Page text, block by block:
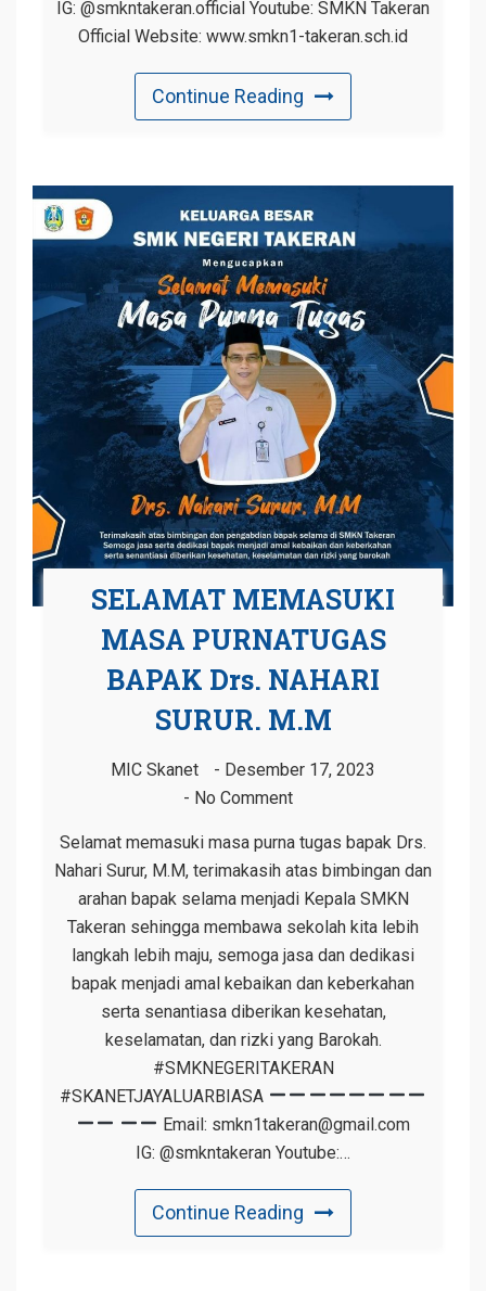
IG: @smkntakeran.official Youtube: SMKN Takeran
Official Website: www.smkn1-takeran.sch.id
Continue Reading
SELAMAT MEMASUKI
MASA PURNATUGAS
BAPAK Drs. NAHARI
SURUR. M.M
MIC Skanet
Desember 17, 2023
No Comment
Selamat memasuki masa purna tugas bapak Drs.
Nahari Surur, M.M, terimakasih atas bimbingan dan
arahan bapak selama menjadi Kepala SMKN
Takeran sehingga membawa sekolah kita lebih
langkah lebih maju, semoga jasa dan dedikasi
bapak menjadi amal kebaikan dan keberkahan
serta senantiasa diberikan kesehatan,
keselamatan, dan rizki yang Barokah.
#SMKNEGERITAKERAN
#SKANETJAYALUARBIASA
Email: smkn1takeran@gmail.com
IG: @smkntakeran Youtube:…
Continue Reading